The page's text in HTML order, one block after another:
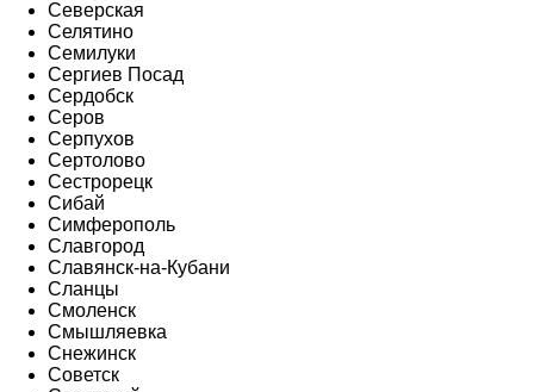
Северская
Селятино
Семилуки
Сергиев Посад
Сердобск
Серов
Серпухов
Сертолово
Сестрорецк
Сибай
Симферополь
Славгород
Славянск-на-Кубани
Сланцы
Смоленск
Смышляевка
Снежинск
Советск